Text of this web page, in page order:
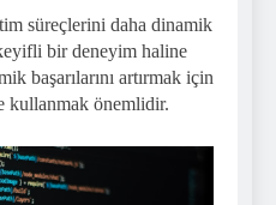
süreçlerini daha dinamik
bir deneyim haline
başarılarını artırmak için
kullanmak önemlidir.